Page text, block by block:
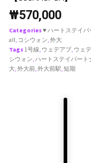
₩570,000
Categories♥ ハートステイパ
all, コシウォン,外大
Tags1号線, ウェデアプ, ウェ
シウォン,ハートステイパート
大,外大前,外大前駅,短期